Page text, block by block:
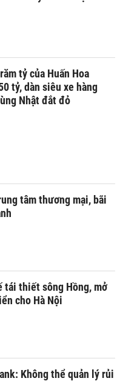
tỷ của Huấn Hoa
tỷ, dàn siêu xe hàng
Nhật đắt đỏ
tâm thương mại, bãi
tái thiết sông Hồng, mở
cho Hà Nội
Không thể quản lý rủi